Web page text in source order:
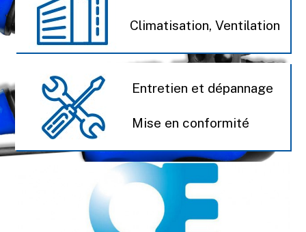
Climatisation, Ventilation
Entretien et dépannage
Mise en conformité